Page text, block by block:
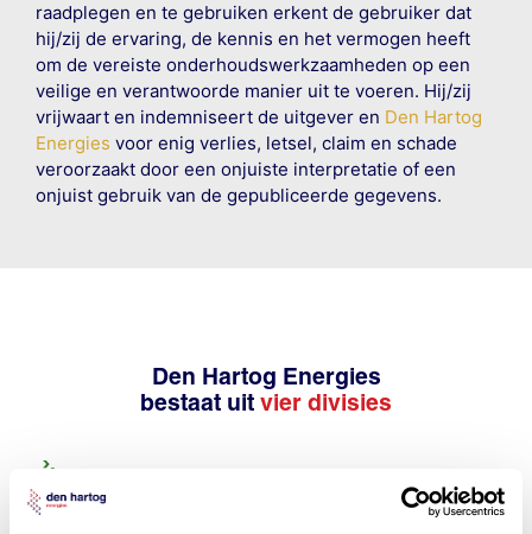
raadplegen en te gebruiken erkent de gebruiker dat
hij/zij de ervaring, de kennis en het vermogen heeft
om de vereiste onderhoudswerkzaamheden op een
veilige en verantwoorde manier uit te voeren. Hij/zij
vrijwaart en indemniseert de uitgever en Den Hartog
Energies voor enig verlies, letsel, claim en schade
veroorzaakt door een onjuiste interpretatie of een
onjuist gebruik van de gepubliceerde gegevens.
Den Hartog Energies
bestaat uit vier divisies